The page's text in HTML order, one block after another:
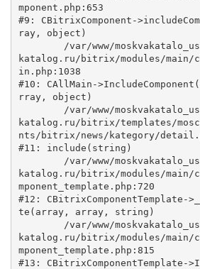
mponent.php:653
#9: CBitrixComponent-
ray, object)
katalog.ru/bitrix/modules/main/
in.php:1038
#10: CAllMain-
rray, object)
katalog.ru/bitrix/templates/
nts/bitrix/news/kategory/
#11: include(string)
katalog.ru/bitrix/modules/main/
mponent_template.php:720
#12: CBitrixComponentTemplate-
te(array, array, string)
katalog.ru/bitrix/modules/main/
mponent_template.php:815
#13: CBitrixComponentTemplate-